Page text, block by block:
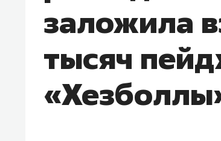
заложила
тысяч
чем интересен Оман?